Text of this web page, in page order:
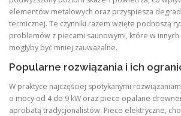
elementów metalowych oraz przyspiesza
termicznej. Te czynniki razem wzięte podnoszą
problemów z piecami saunowymi, które w innych
mogłyby być mniej zauważalne.
Popularne rozwiązania i ich
W praktyce najczęściej spotykanymi
o mocy od 4 do 9 kW oraz piece opalane
aprobatą tradycjonalistów. Piece elektryczne,